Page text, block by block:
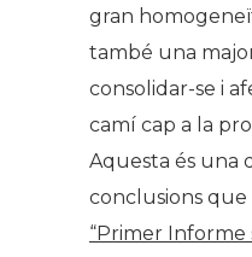
gran
també una
consolidar-se i
camí cap a la
Aquesta és una
conclusions que
“Primer Informe